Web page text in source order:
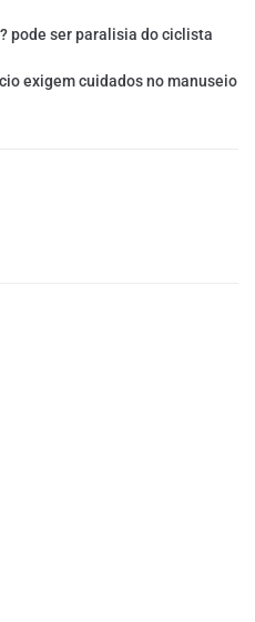
pode ser paralisia do ciclista
exigem cuidados no manuseio